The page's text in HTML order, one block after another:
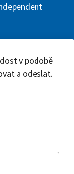
v podobě
a odeslat.